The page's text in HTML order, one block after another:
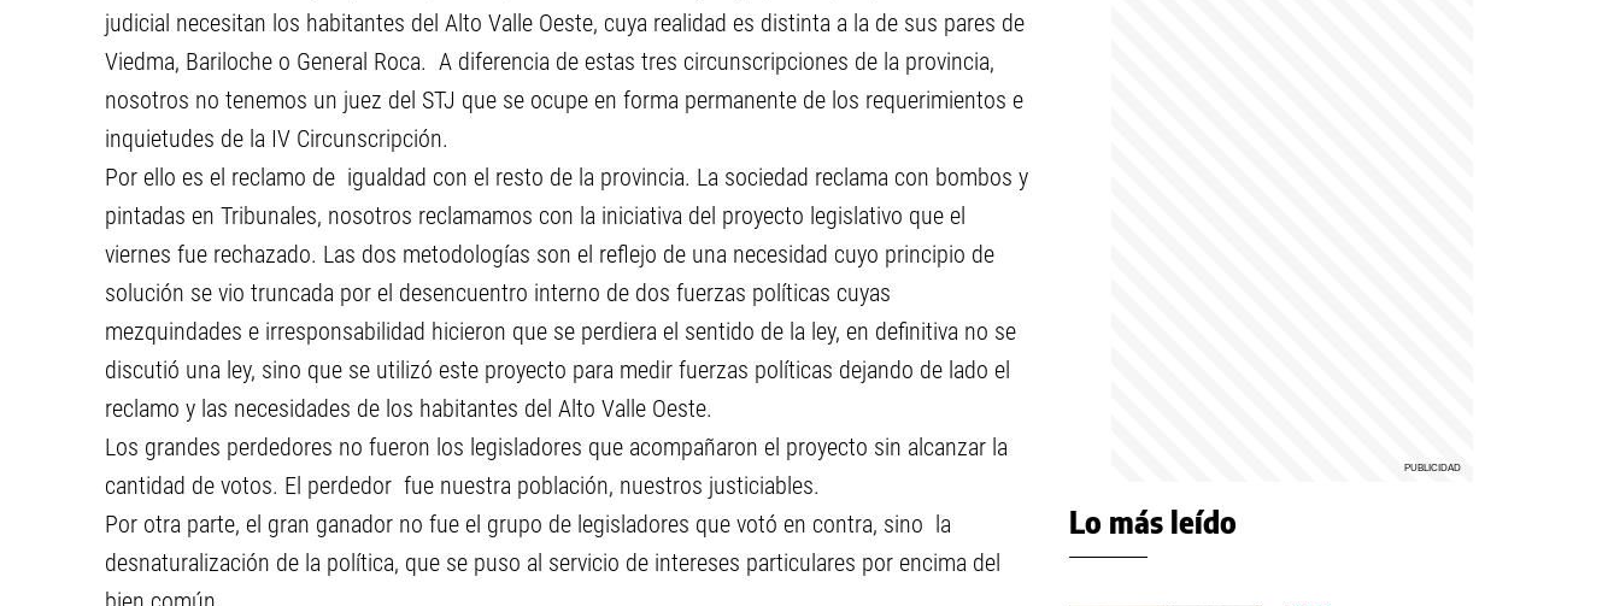
judicial necesitan los habitantes del Alto Valle Oeste, cuya realidad es distinta a la de sus pares de
Viedma, Bariloche o General Roca. A diferencia de estas tres circunscripciones de la provincia,
nosotros no tenemos un juez del STJ que se ocupe en forma permanente de los requerimientos e
inquietudes de la IV Circunscripción.
Por ello es el reclamo de igualdad con el resto de la provincia. La sociedad reclama con bombos y
pintadas en Tribunales, nosotros reclamamos con la iniciativa del proyecto legislativo que el
viernes fue rechazado. Las dos metodologías son el reflejo de una necesidad cuyo principio de
solución se vio truncada por el desencuentro interno de dos fuerzas políticas cuyas
mezquindades e irresponsabilidad hicieron que se perdiera el sentido de la ley, en definitiva no se
discutió una ley, sino que se utilizó este proyecto para medir fuerzas políticas dejando de lado el
reclamo y las necesidades de los habitantes del Alto Valle Oeste.
Los grandes perdedores no fueron los legisladores que acompañaron el proyecto sin alcanzar la
cantidad de votos. El perdedor fue nuestra población, nuestros justiciables.
Por otra parte, el gran ganador no fue el grupo de legisladores que votó en contra, sino la
desnaturalización de la política, que se puso al servicio de intereses particulares por encima del
Lo más leído